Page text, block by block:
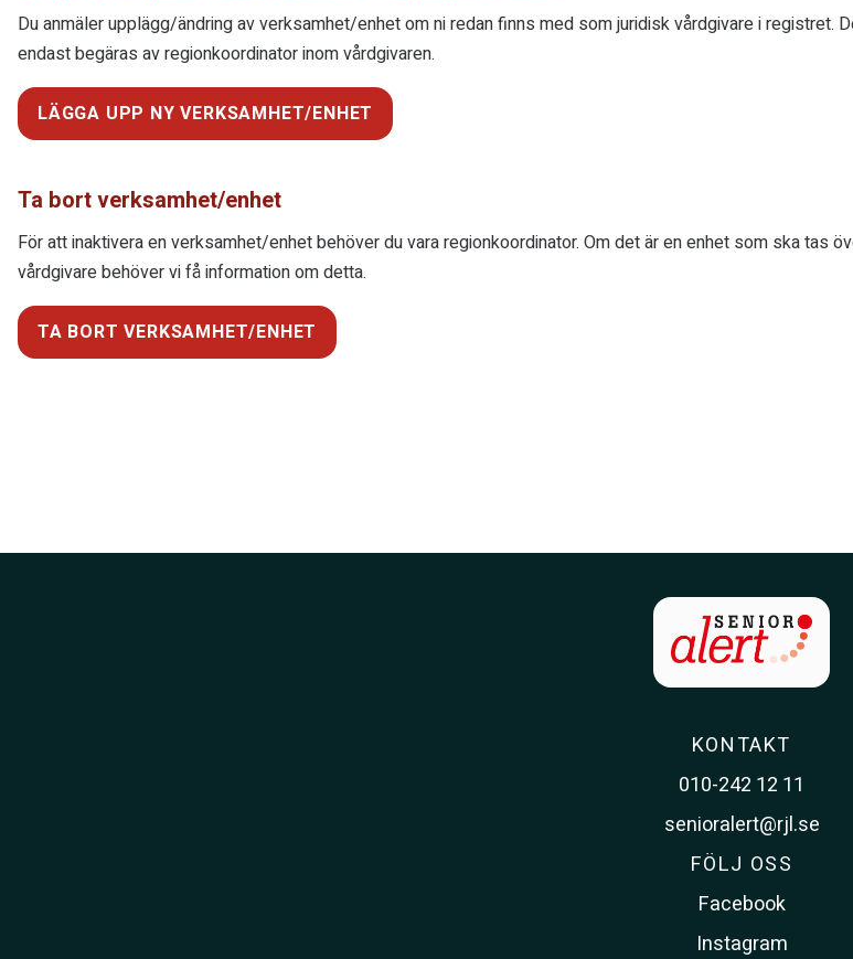
Du anmäler upplägg/ändring av verksamhet/enhet om ni redan finns med som juridisk vårdgivare i registret.
endast begäras av regionkoordinator inom vårdgivaren.
LÄGGA UPP NY VERKSAMHET/ENHET
Ta bort verksamhet/enhet
För att inaktivera en verksamhet/enhet behöver du vara regionkoordinator. Om det är en enhet som ska tas
vårdgivare behöver vi få information om detta.
TA BORT VERKSAMHET/ENHET
KONTAKT
010-242 12 11
senioralert@rjl.se
FÖLJ OSS
Facebook
Instagram